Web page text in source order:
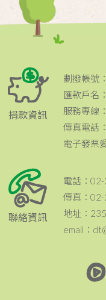
捐款資訊
劃撥帳號
匯款戶名
服務專線
傳真電話
電子發票
聯絡資訊
電話：
傳真：
地址：
email：